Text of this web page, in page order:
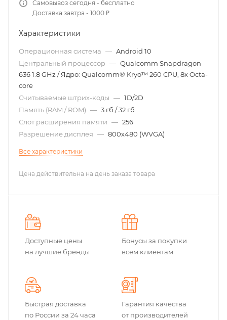
Самовывоз сегодня - бесплатно
Доставка завтра - 1000 ₽
Характеристики
Операционная система — Android 10
Центральный процессор — Qualcomm Snapdragon
636 1.8 GHz / Ядро: Qualcomm® Kryo™ 260 CPU, 8x Octa-
core
Считываемые штрих-коды — 1D/2D
Память (RAM / ROM) — 3 гб / 32 гб
Слот расширения памяти — 256
Разрешение дисплея — 800х480 (WVGA)
Все характеристики
Цена действительна на день заказа товара
Доступные цены
на лучшие бренды
Бонусы за покупки
всем клиентам
Быстрая доставка
по России за 24 часа
Гарантия качества
от производителей